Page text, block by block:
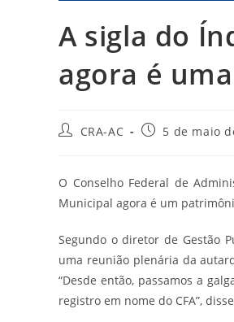
A sigla do
agora é
AutorCRA-AC
Post5 de maio
O Conselho Federal de
Municipal agora é um
Segundo o diretor de Gestão
uma reunião plenária da
“Desde então, passamos a
registro em nome do CFA”,